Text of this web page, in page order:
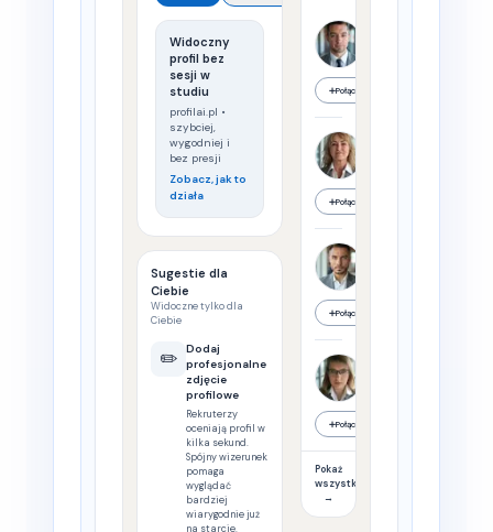
Widoczny
profil bez
sesji w
studiu
profilai.pl •
szybciej,
wygodniej i
bez presji
Zobacz, jak to
działa
Sugestie dla
Ciebie
Widoczne tylko dla
Ciebie
✏️
Dodaj
profesjonalne
zdjęcie
profilowe
Rekruterzy
oceniają profil w
kilka sekund.
Spójny wizerunek
pomaga
wyglądać
bardziej
wiarygodnie już
na starcie.
➕Połącz
➕Połącz
➕Połącz
➕Połącz
Pokaż
wszystko
→